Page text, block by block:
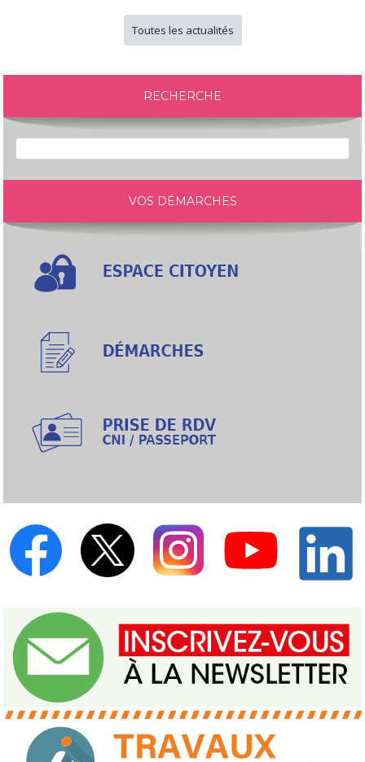
Toutes les actualités
RECHERCHE
VOS DÉMARCHES